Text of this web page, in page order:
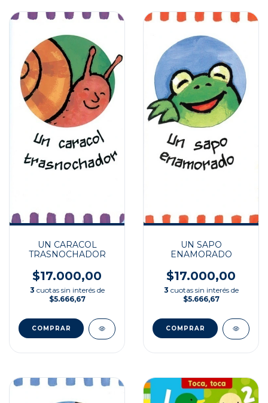
UN CARACOL
TRASNOCHADOR
$17.000,00
3 cuotas sin interés de
$5.666,67
UN SAPO
ENAMORADO
$17.000,00
3 cuotas sin interés de
$5.666,67